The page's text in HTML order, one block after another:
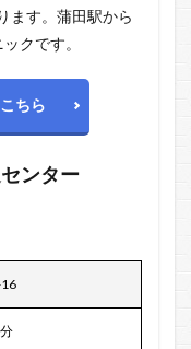
ます。蒲田駅から
クです。
ちら
ンター